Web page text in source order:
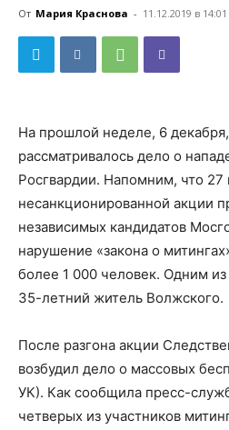
От Мария Краснова - 11.12.2019 в 14:01
На прошлой неделе, 6
рассматривалось дело о
Росгвардии. Напомним, что 27
несанкционированной акции
независимых кандидатов
нарушение «закона о
более 1 000 человек. Одним из
35-летний житель Волжского.
После разгона акции
возбудил дело о массовых
УК). Как сообщила пресс-
четверых из участников